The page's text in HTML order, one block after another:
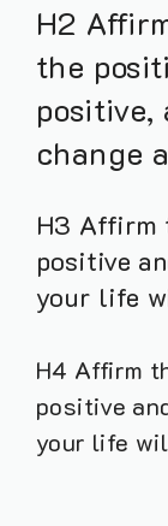
H2
the
change
H3 Affirm
positive
your life
H4 Affirm
positive
your life